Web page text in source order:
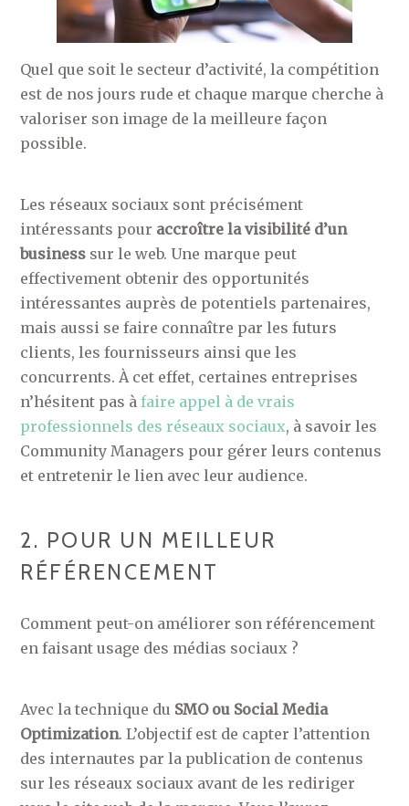
Quel que soit le secteur d’activité, la compétition
est de nos jours rude et chaque marque cherche à
valoriser son image de la meilleure façon
possible.
Les réseaux sociaux sont précisément
intéressants pour accroître la visibilité d’un
business sur le web. Une marque peut
effectivement obtenir des opportunités
intéressantes auprès de potentiels partenaires,
mais aussi se faire connaître par les futurs
clients, les fournisseurs ainsi que les
concurrents. À cet effet, certaines entreprises
n’hésitent pas àfaire appel à de vrais
professionnels des réseaux sociaux, à savoir les
Community Managers pour gérer leurs contenus
et entretenir le lien avec leur audience.
2. POUR UN MEILLEUR
RÉFÉRENCEMENT
Comment peut-on améliorer son référencement
en faisant usage des médias sociaux ?
Avec la technique du SMO ou Social Media
Optimization. L’objectif est de capter l’attention
des internautes par la publication de contenus
sur les réseaux sociaux avant de les rediriger